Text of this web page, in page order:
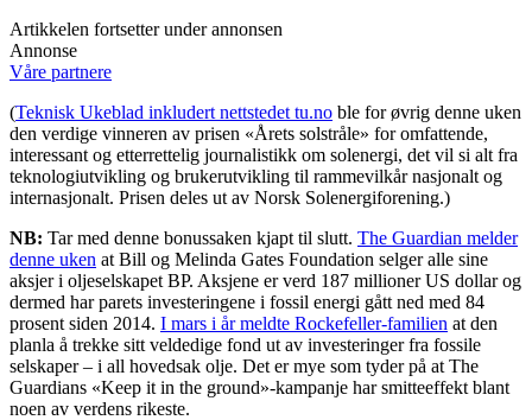
Artikkelen fortsetter under annonsen
Annonse
Våre partnere
(Teknisk Ukeblad inkludert nettstedet tu.no ble for øvrig denne uken
den verdige vinneren av prisen «Årets solstråle» for omfattende,
interessant og etterrettelig journalistikk om solenergi, det vil si alt fra
teknologiutvikling og brukerutvikling til rammevilkår nasjonalt og
internasjonalt. Prisen deles ut av Norsk Solenergiforening.)
NB: Tar med denne bonussaken kjapt til slutt. The Guardian melder
denne uken at Bill og Melinda Gates Foundation selger alle sine
aksjer i oljeselskapet BP. Aksjene er verd 187 millioner US dollar og
dermed har parets investeringene i fossil energi gått ned med 84
prosent siden 2014. I mars i år meldte Rockefeller-familien at den
planla å trekke sitt veldedige fond ut av investeringer fra fossile
selskaper – i all hovedsak olje. Det er mye som tyder på at The
Guardians «Keep it in the ground»-kampanje har smitteeffekt blant
noen av verdens rikeste.